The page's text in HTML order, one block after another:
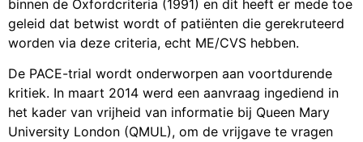
binnen de Oxfordcriteria (1991) en dit heeft er mede toe
geleid dat betwist wordt of patiënten die gerekruteerd
worden via deze criteria, echt ME/CVS hebben.
De PACE-trial wordt onderworpen aan voortdurende
kritiek. In maart 2014 werd een aanvraag ingediend in
het kader van vrijheid van informatie bij Queen Mary
University London (QMUL), om de vrijgave te vragen